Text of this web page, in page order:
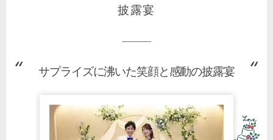
披露宴
サプライズに沸いた笑顔と感動の披露宴